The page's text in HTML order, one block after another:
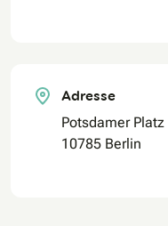
Adresse
Potsdamer Platz
10785 Berlin